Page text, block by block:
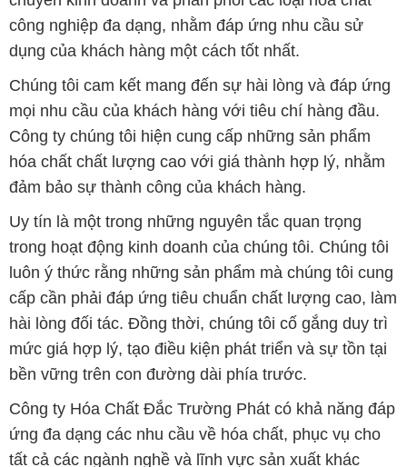
công nghiệp đa dạng, nhằm đáp ứng nhu cầu sử
dụng của khách hàng một cách tốt nhất.
Chúng tôi cam kết mang đến sự hài lòng và đáp ứng
mọi nhu cầu của khách hàng với tiêu chí hàng đầu.
Công ty chúng tôi hiện cung cấp những sản phẩm
hóa chất chất lượng cao với giá thành hợp lý, nhằm
đảm bảo sự thành công của khách hàng.
Uy tín là một trong những nguyên tắc quan trọng
trong hoạt động kinh doanh của chúng tôi. Chúng tôi
luôn ý thức rằng những sản phẩm mà chúng tôi cung
cấp cần phải đáp ứng tiêu chuẩn chất lượng cao, làm
hài lòng đối tác. Đồng thời, chúng tôi cố gắng duy trì
mức giá hợp lý, tạo điều kiện phát triển và sự tồn tại
bền vững trên con đường dài phía trước.
Công ty Hóa Chất Đắc Trường Phát có khả năng đáp
ứng đa dạng các nhu cầu về hóa chất, phục vụ cho
tất cả các ngành nghề và lĩnh vực sản xuất khác